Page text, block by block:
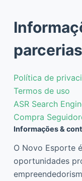
parcerias
Política de
Termos de uso
ASR Search
Compra
Informações &
O Novo Esporte
oportunidades